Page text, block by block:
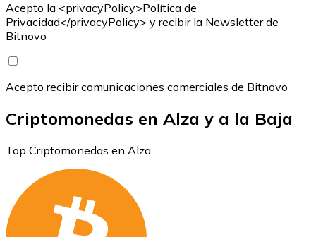
Acepto la <privacyPolicy>Política de
Privacidad</privacyPolicy> y recibir la Newsletter de
Bitnovo
Acepto recibir comunicaciones comerciales de Bitnovo
Criptomonedas en Alza y a la Baja
Top Criptomonedas en Alza